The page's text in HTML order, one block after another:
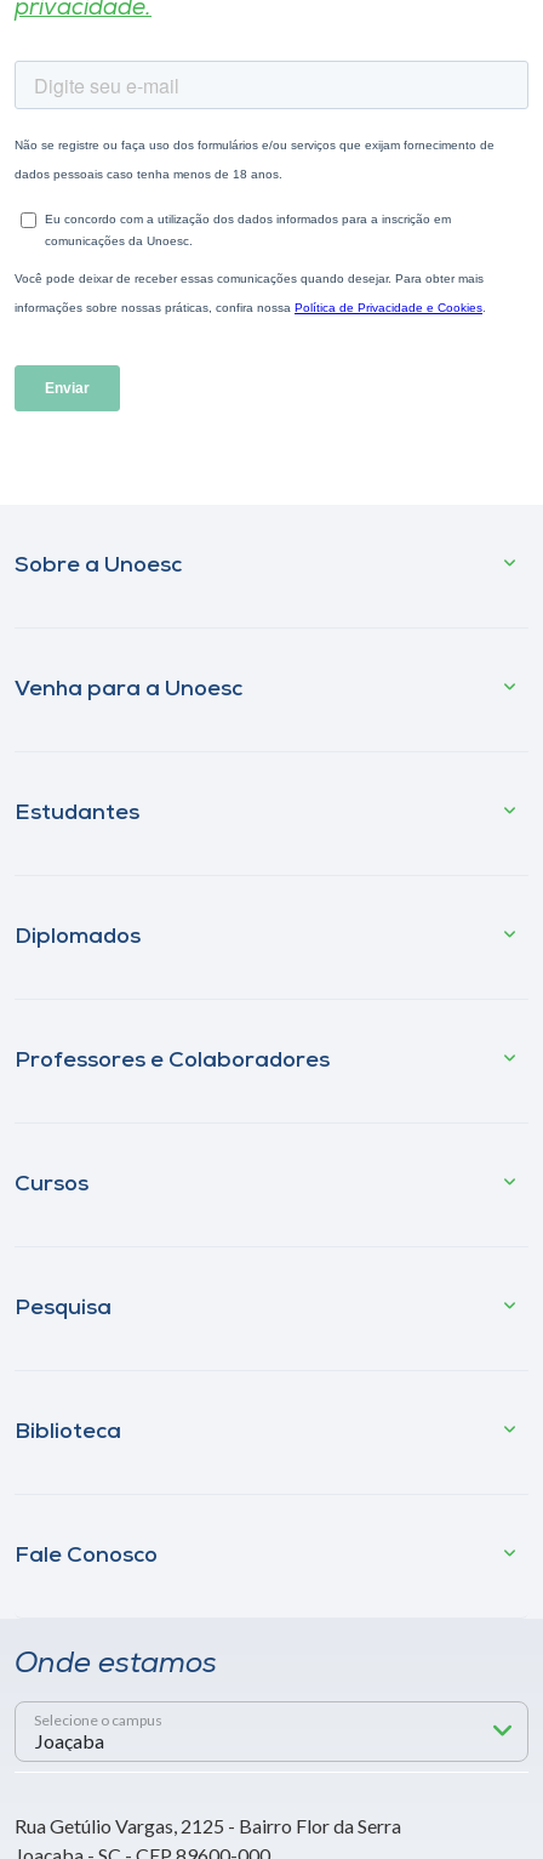
privacidade.
Sobre a Unoesc
Venha para a Unoesc
Estudantes
Diplomados
Professores e Colaboradores
Cursos
Pesquisa
Biblioteca
Fale Conosco
Onde estamos
Selecione o campus
Rua Getúlio Vargas, 2125 - Bairro Flor da Serra